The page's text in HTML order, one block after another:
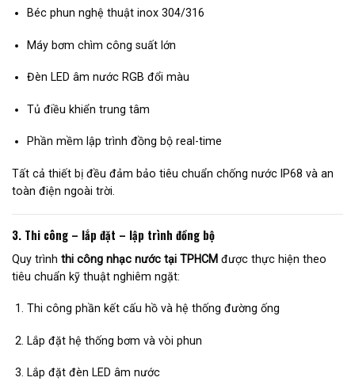
Béc phun nghệ thuật inox 304/316
Máy bơm chìm công suất lớn
Đèn LED âm nước RGB đổi màu
Tủ điều khiển trung tâm
Phần mềm lập trình đồng bộ real-time
Tất cả thiết bị đều đảm bảo tiêu chuẩn chống nước IP68 và an
toàn điện ngoài trời.
3. Thi công – lắp đặt – lập trình đồng bộ
Quy trình thi công nhạc nước tại TPHCM được thực hiện theo
tiêu chuẩn kỹ thuật nghiêm ngặt:
Thi công phần kết cấu hồ và hệ thống đường ống
Lắp đặt hệ thống bơm và vòi phun
Lắp đặt đèn LED âm nước